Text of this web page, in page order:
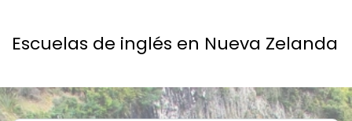
Escuelas de inglés en Nueva Zelanda